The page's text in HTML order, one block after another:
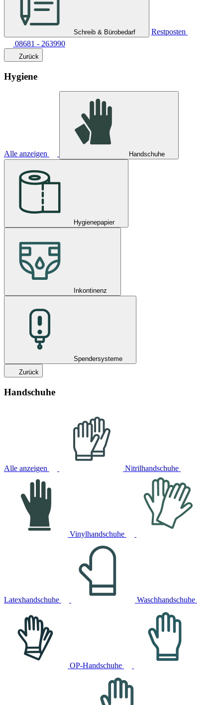
Schreib & Bürobedarf
Restposten
08681 - 263990
Zurück
Hygiene
Alle anzeigen Handschuhe
Hygienepapier
Inkontinenz
Spendersysteme
Zurück
Handschuhe
Alle anzeigen Nitrilhandschuhe
Vinylhandschuhe
Latexhandschuhe Waschhandschuhe
OP-Handschuhe